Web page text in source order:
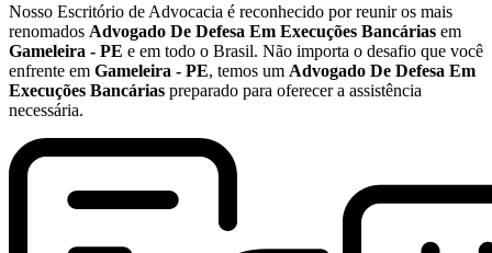
Nosso Escritório de Advocacia é reconhecido por reunir os mais
renomados Advogado De Defesa Em Execuções Bancárias em
Gameleira - PE e em todo o Brasil. Não importa o desafio que você
enfrente em Gameleira - PE, temos um Advogado De Defesa Em
Execuções Bancárias preparado para oferecer a assistência
necessária.